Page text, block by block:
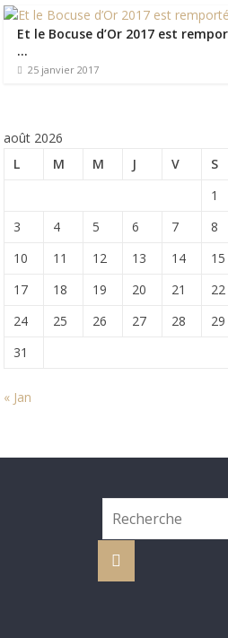
Et le Bocuse d’Or 2017 est
…
25 janvier 2017
août 2026
L
M M J V S
1
3
4 5 6 7 8
10
11 12 13 14 15
17
18 19 20 21 22
24
25 26 27 28 29
31
« Jan